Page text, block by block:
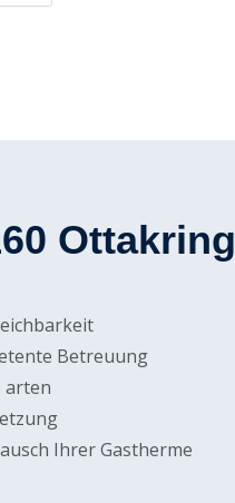
Ottakring
Betreuung
arten
Ihrer Gastherme